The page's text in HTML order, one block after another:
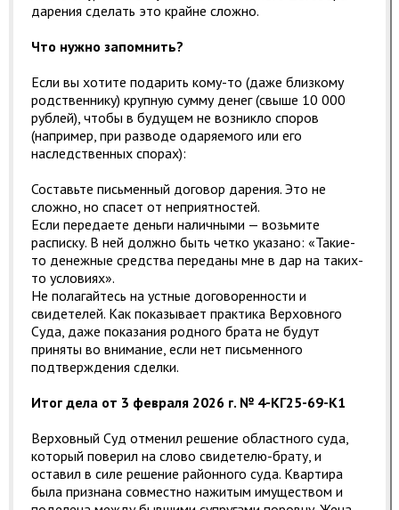
дарения сделать это крайне сложно.
Что нужно запомнить?
Если вы хотите подарить кому-то (даже близкому
родственнику) крупную сумму денег (свыше 10 000
рублей), чтобы в будущем не возникло споров
(например, при разводе одаряемого или его
наследственных спорах):
Составьте письменный договор дарения. Это не
сложно, но спасет от неприятностей.
Если передаете деньги наличными — возьмите
расписку. В ней должно быть четко указано: «Такие-
то денежные средства переданы мне в дар на таких-
то условиях».
Не полагайтесь на устные договоренности и
свидетелей. Как показывает практика Верховного
Суда, даже показания родного брата не будут
приняты во внимание, если нет письменного
подтверждения сделки.
Итог дела от 3 февраля 2026 г. № 4-КГ25-69-К1
Верховный Суд отменил решение областного суда,
который поверил на слово свидетелю-брату, и
оставил в силе решение районного суда. Квартира
была признана совместно нажитым имуществом и